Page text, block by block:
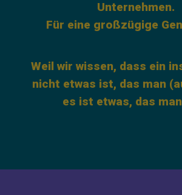
Unternehmen.
Für eine großzügige
Weil wir wissen, dass ein
nicht etwas ist, das man
es ist etwas, das